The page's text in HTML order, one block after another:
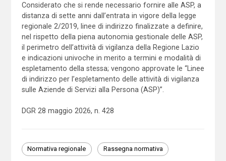
Considerato che si rende necessario fornire alle ASP, a
distanza di sette anni dall’entrata in vigore della legge
regionale 2/2019, linee di indirizzo finalizzate a definire,
nel rispetto della piena autonomia gestionale delle ASP,
il perimetro dell’attività di vigilanza della Regione Lazio
e indicazioni univoche in merito a termini e modalità di
espletamento della stessa; vengono approvate le “Linee
di indirizzo per l’espletamento delle attività di vigilanza
sulle Aziende di Servizi alla Persona (ASP)”.
DGR 28 maggio 2026, n. 428
Normativa regionale Rassegna normativa